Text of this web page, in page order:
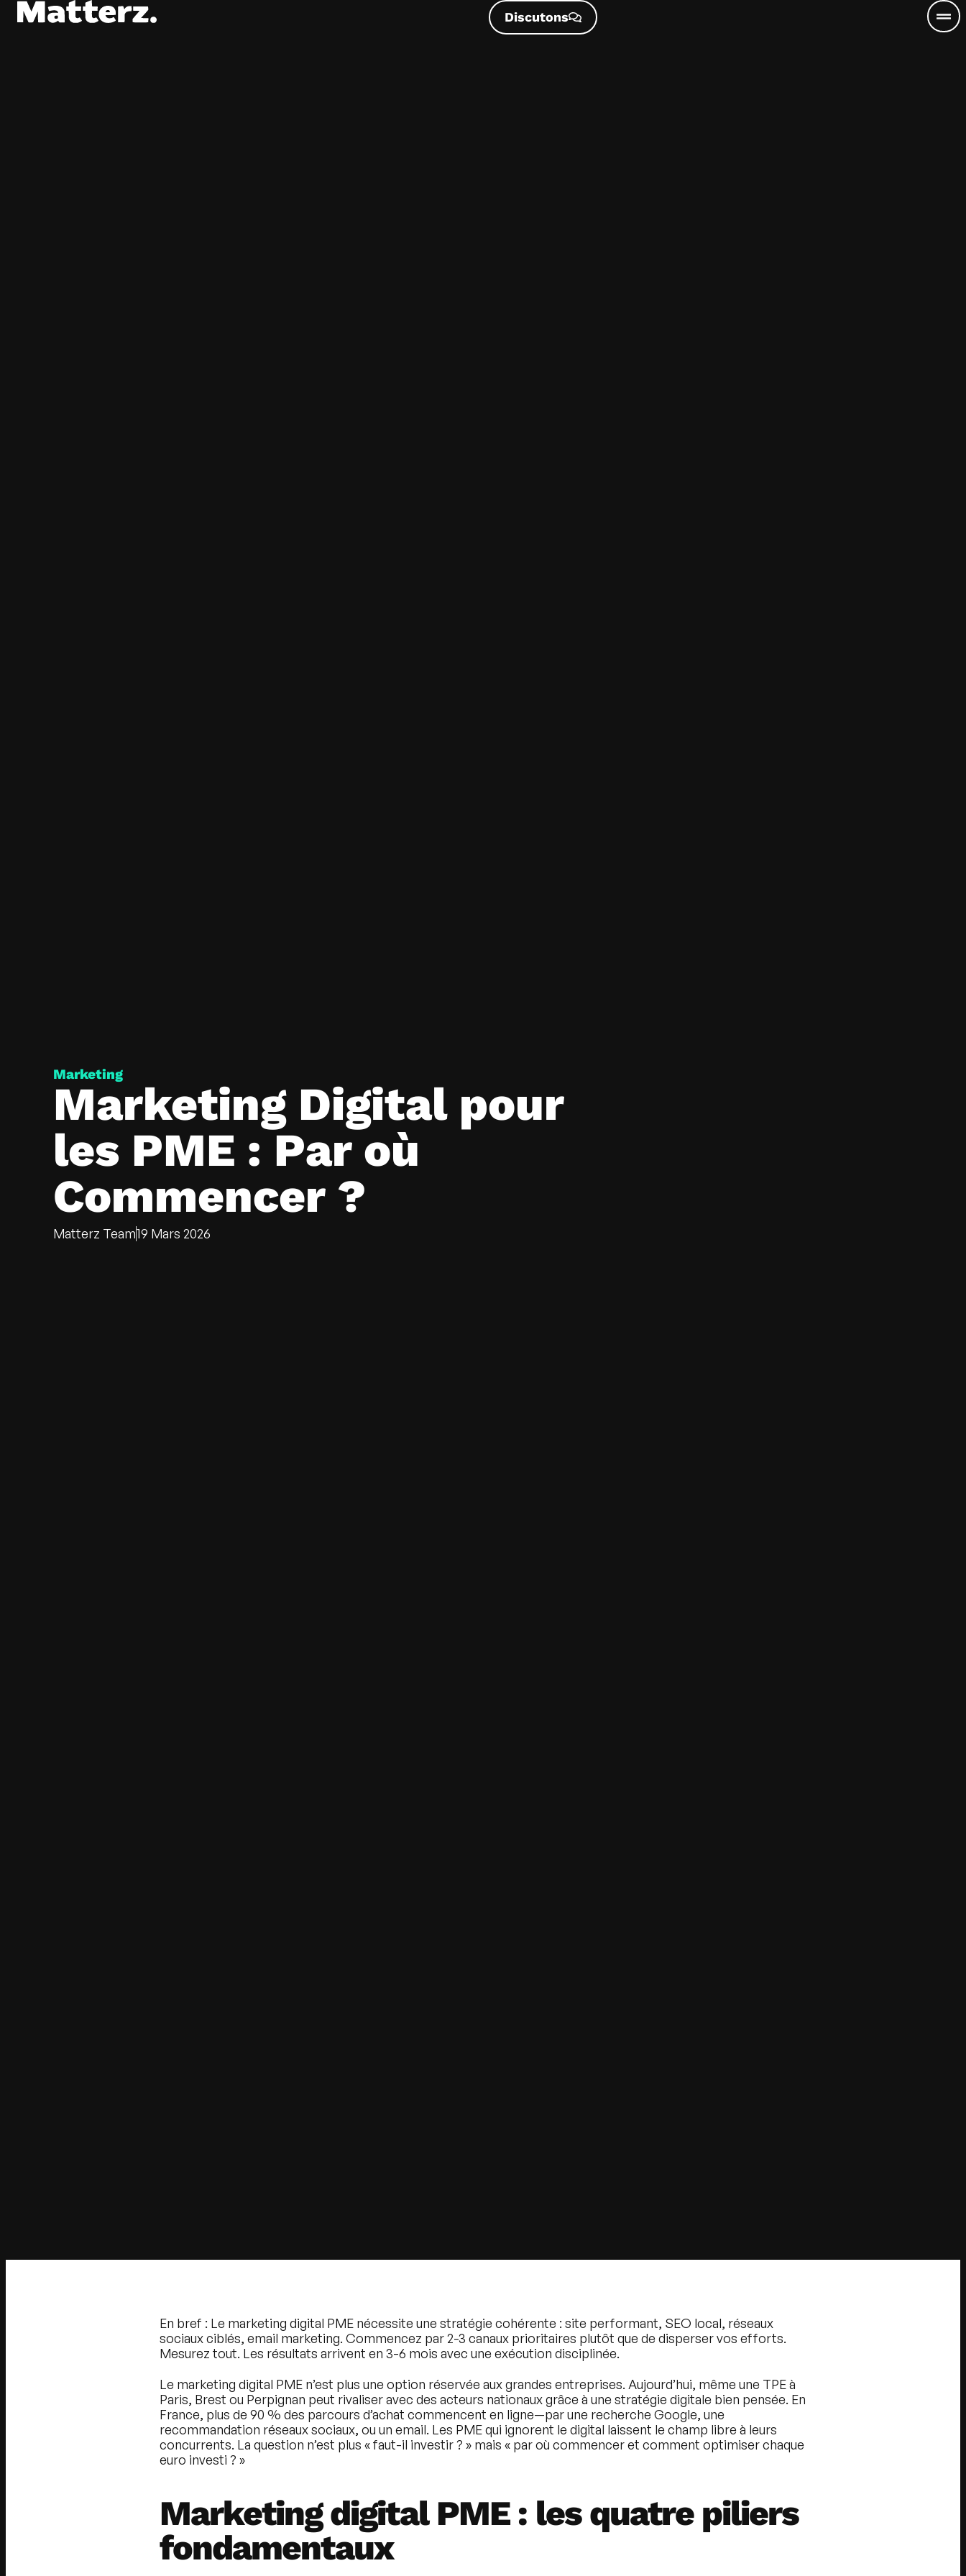
Discutons
Marketing
Marketing Digital pour
les PME : Par où
Commencer ?
Matterz Team19 Mars 2026
En bref : Le marketing digital PME nécessite une stratégie cohérente : site performant, SEO local, réseaux
sociaux ciblés, email marketing. Commencez par 2-3 canaux prioritaires plutôt que de disperser vos efforts.
Mesurez tout. Les résultats arrivent en 3-6 mois avec une exécution disciplinée.
Le marketing digital PME n’est plus une option réservée aux grandes entreprises. Aujourd’hui, même une TPE à
Paris, Brest ou Perpignan peut rivaliser avec des acteurs nationaux grâce à une stratégie digitale bien pensée. En
France, plus de 90 % des parcours d’achat commencent en ligne—par une recherche Google, une
recommandation réseaux sociaux, ou un email. Les PME qui ignorent le digital laissent le champ libre à leurs
concurrents. La question n’est plus « faut-il investir ? » mais « par où commencer et comment optimiser chaque
euro investi ? »
Marketing digital PME : les quatre piliers
fondamentaux